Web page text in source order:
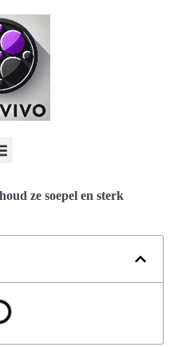
ze soepel en sterk